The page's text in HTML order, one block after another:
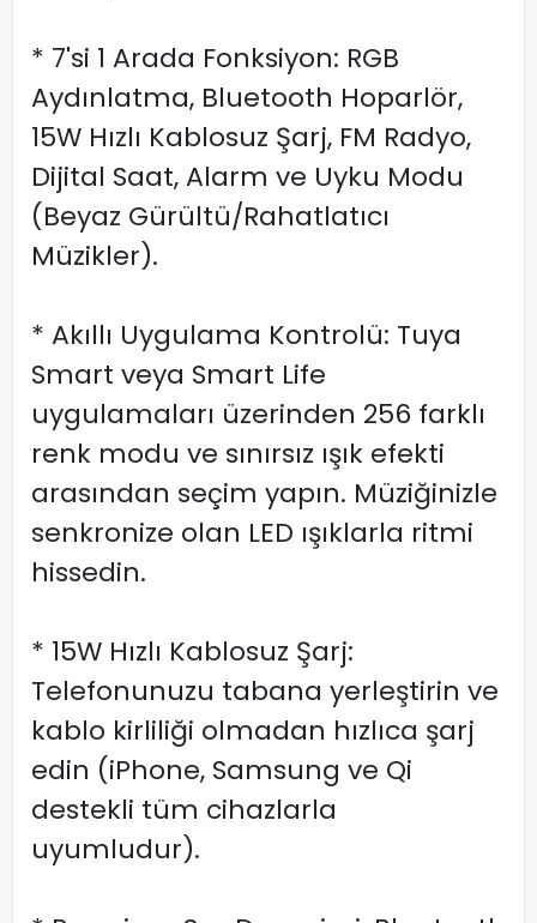
* 7'si 1 Arada Fonksiyon: RGB
Aydınlatma, Bluetooth Hoparlör,
15W Hızlı Kablosuz Şarj, FM Radyo,
Dijital Saat, Alarm ve Uyku Modu
(Beyaz Gürültü/Rahatlatıcı
Müzikler).
* Akıllı Uygulama Kontrolü: Tuya
Smart veya Smart Life
uygulamaları üzerinden 256 farklı
renk modu ve sınırsız ışık efekti
arasından seçim yapın. Müziğinizle
senkronize olan LED ışıklarla ritmi
hissedin.
* 15W Hızlı Kablosuz Şarj:
Telefonunuzu tabana yerleştirin ve
kablo kirliliği olmadan hızlıca şarj
edin (iPhone, Samsung ve Qi
destekli tüm cihazlarla
uyumludur).